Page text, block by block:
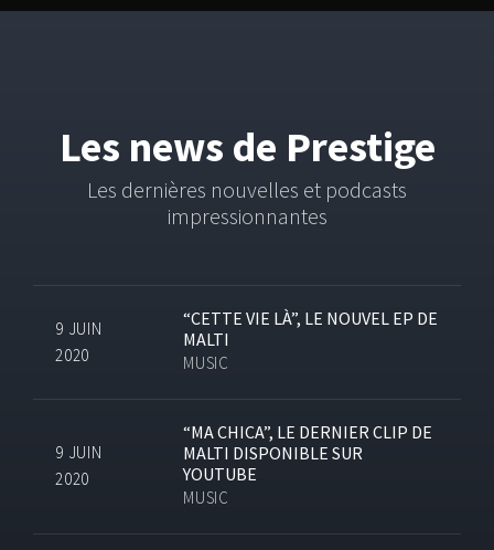
Les news de Prestige
Les dernières nouvelles et podcasts
impressionnantes
9 JUIN
2020
“CETTE VIE LÀ”, LE NOUVEL EP DE
MALTI
MUSIC
9 JUIN
2020
“MA CHICA”, LE DERNIER CLIP DE
MALTI DISPONIBLE SUR
YOUTUBE
MUSIC